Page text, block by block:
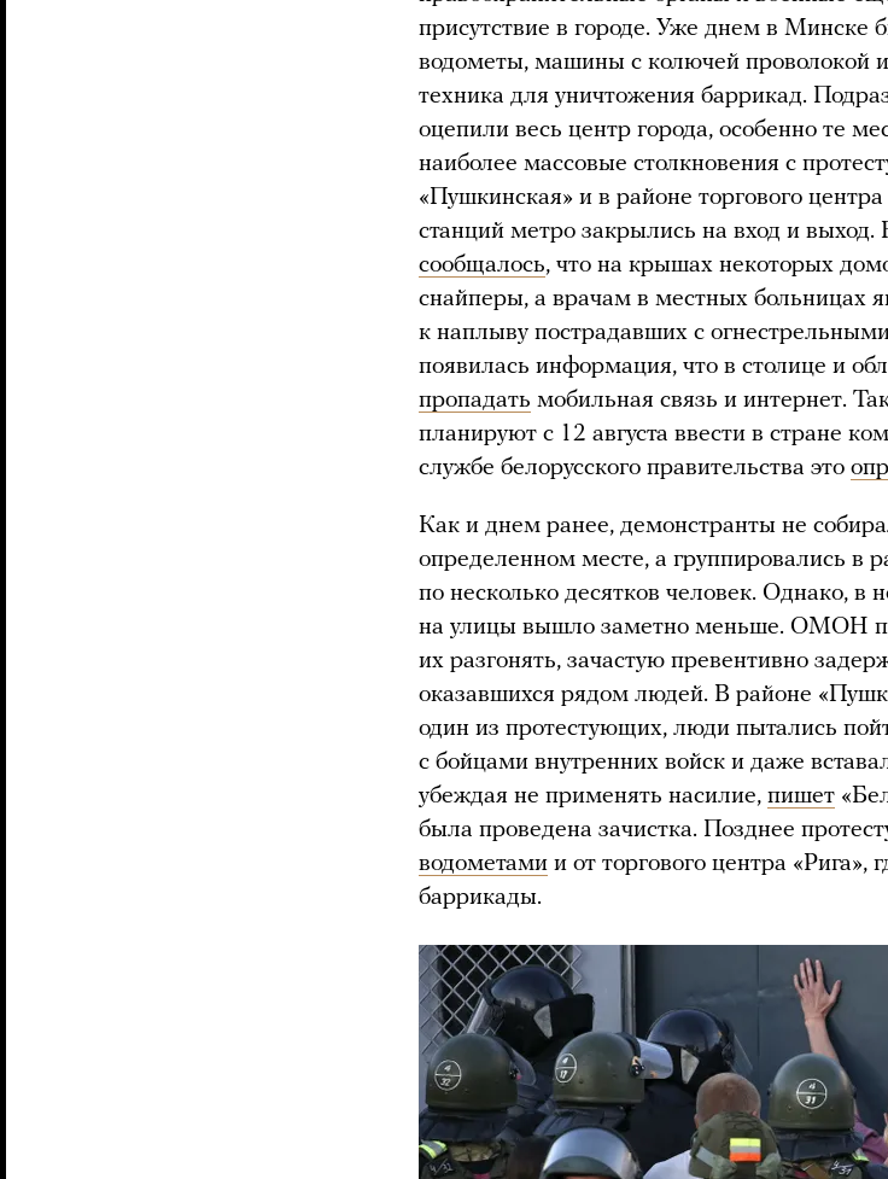
присутствие в городе. Уже днем в Минске
водометы, машины с колючей проволокой
техника для уничтожения баррикад.
оцепили весь центр города, особенно те
наиболее массовые столкновения с
«Пушкинская» и в районе торгового
станций метро закрылись на вход и выход.
сообщалось, что на крышах некоторых
снайперы, а врачам в местных больницах
к наплыву пострадавших с
появилась информация, что в столице и
пропадать мобильная связь и интернет.
планируют с 12 августа ввести в стране
службе белорусского правительства это
Как и днем ранее, демонстранты не
определенном месте, а группировались в
по несколько десятков человек. Однако, в
на улицы вышло заметно меньше. ОМОН
их разгонять, зачастую превентивно
оказавшихся рядом людей. В районе
один из протестующих, люди пытались
с бойцами внутренних войск и даже
убеждая не применять насилие, пишет
была проведена зачистка. Позднее
водометами и от торгового центра «Рига»,
баррикады.